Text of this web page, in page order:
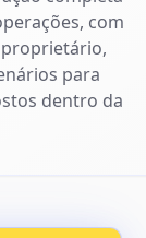
com
para
dentro da